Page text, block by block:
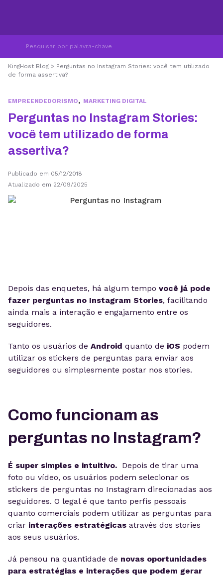
KingHost Blog > Perguntas no Instagram Stories: você tem utilizado
de forma assertiva?
EMPREENDEDORISMO, MARKETING DIGITAL
Perguntas no Instagram Stories:
você tem utilizado de forma
assertiva?
Publicado em 05/12/2018
Atualizado em 22/09/2025
Depois das enquetes, há algum tempo você já pode
fazer perguntas no Instagram Stories, facilitando
ainda mais a interação e engajamento entre os
seguidores.
Tanto os usuários de Android quanto de iOS podem
utilizar os stickers de perguntas para enviar aos
seguidores ou simplesmente postar nos stories.
Como funcionam as
perguntas no Instagram?
É super simples e intuitivo. Depois de tirar uma
foto ou vídeo, os usuários podem selecionar os
stickers de perguntas no Instagram direcionadas aos
seguidores. O legal é que tanto perfis pessoais
quanto comerciais podem utilizar as perguntas para
criar interações estratégicas através dos stories
aos seus usuários.
Já pensou na quantidade de novas oportunidades
para estratégias e interações que podem gerar